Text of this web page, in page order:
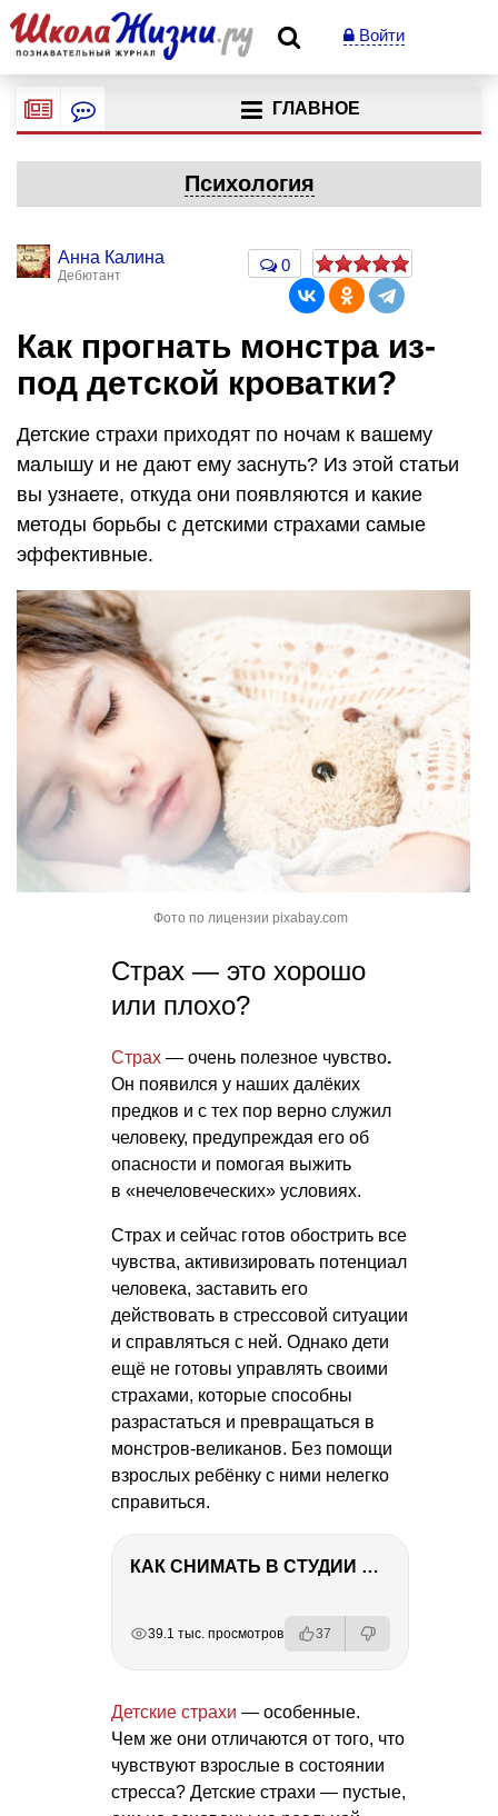
Войти
ГЛАВНОЕ
Психология
Анна Калина
Дебютант
0
Как прогнать монстра из-
под детской кроватки?
Детские страхи приходят по ночам к вашему
малышу и не дают ему заснуть? Из этой статьи
вы узнаете, откуда они появляются и какие
методы борьбы с детскими страхами самые
эффективные.
Фото по лицензии pixabay.com
Страх — это хорошо
или плохо?
Страх — очень полезное чувство.
Он появился у наших далёких
предков и с тех пор верно служил
человеку, предупреждая его об
опасности и помогая выжить
в «нечеловеческих» условиях.
Страх и сейчас готов обострить все
чувства, активизировать потенциал
человека, заставить его
действовать в стрессовой ситуации
и справляться с ней. Однако дети
ещё не готовы управлять своими
страхами, которые способны
разрастаться и превращаться в
монстров-великанов. Без помощи
взрослых ребёнку с ними нелегко
справиться.
КАК СНИМАТЬ В СТУДИИ СО ВСПЫШКАМИ
39.1 тыс. просмотров 37
Детские страхи — особенные.
Чем же они отличаются от того, что
чувствуют взрослые в состоянии
стресса? Детские страхи — пустые,